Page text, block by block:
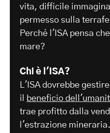
vita, difficile
permesso sulla
Perché l'ISA pensa
mare?
Chi è l'ISA?
L'ISA dovrebbe
il
beneficio
trae profitto dalla
l'estrazione